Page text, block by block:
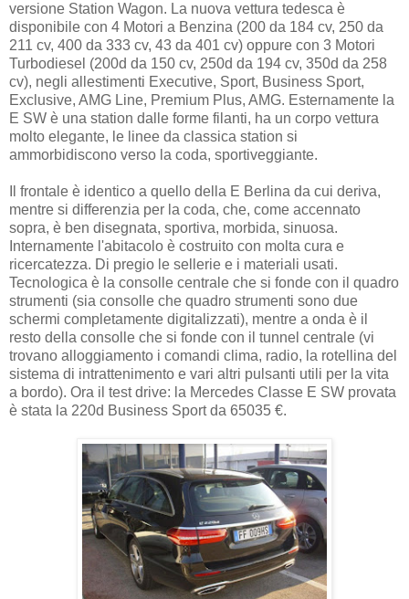
versione Station Wagon. La nuova vettura tedesca è
disponibile con 4 Motori a Benzina (200 da 184 cv, 250 da
211 cv, 400 da 333 cv, 43 da 401 cv) oppure con 3 Motori
Turbodiesel (200d da 150 cv, 250d da 194 cv, 350d da 258
cv), negli allestimenti Executive, Sport, Business Sport,
Exclusive, AMG Line, Premium Plus, AMG. Esternamente la
E SW è una station dalle forme filanti, ha un corpo vettura
molto elegante, le linee da classica station si
ammorbidiscono verso la coda, sportiveggiante.
Il frontale è identico a quello della E Berlina da cui deriva,
mentre si differenzia per la coda, che, come accennato
sopra, è ben disegnata, sportiva, morbida, sinuosa.
Internamente l'abitacolo è costruito con molta cura e
ricercatezza. Di pregio le sellerie e i materiali usati.
Tecnologica è la consolle centrale che si fonde con il quadro
strumenti (sia consolle che quadro strumenti sono due
schermi completamente digitalizzati), mentre a onda è il
resto della consolle che si fonde con il tunnel centrale (vi
trovano alloggiamento i comandi clima, radio, la rotellina del
sistema di intrattenimento e vari altri pulsanti utili per la vita
a bordo). Ora il test drive: la Mercedes Classe E SW provata
è stata la 220d Business Sport da 65035 €.